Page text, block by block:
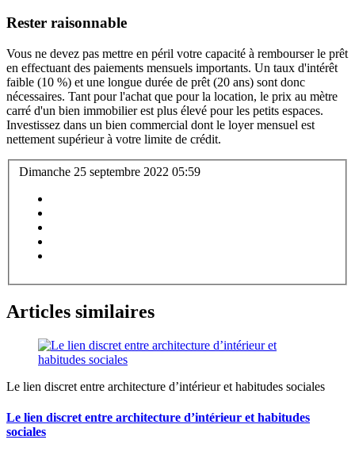
Rester raisonnable
Vous ne devez pas mettre en péril votre capacité à rembourser le prêt
en effectuant des paiements mensuels importants. Un taux d'intérêt
faible (10 %) et une longue durée de prêt (20 ans) sont donc
nécessaires. Tant pour l'achat que pour la location, le prix au mètre
carré d'un bien immobilier est plus élevé pour les petits espaces.
Investissez dans un bien commercial dont le loyer mensuel est
nettement supérieur à votre limite de crédit.
Dimanche 25 septembre 2022 05:59
Articles similaires
Le lien discret entre architecture d’intérieur et habitudes sociales
Le lien discret entre architecture d’intérieur et habitudes
sociales